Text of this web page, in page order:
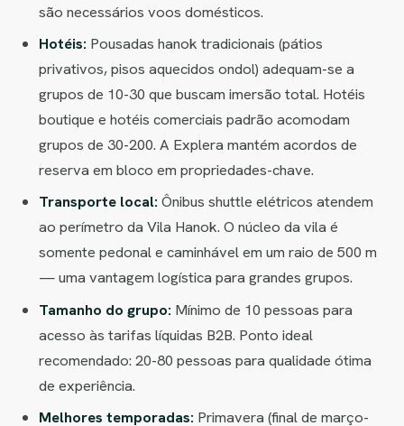
são necessários voos domésticos.
Hotéis: Pousadas hanok tradicionais (pátios
privativos, pisos aquecidos ondol) adequam-se a
grupos de 10-30 que buscam imersão total. Hotéis
boutique e hotéis comerciais padrão acomodam
grupos de 30-200. A Explera mantém acordos de
reserva em bloco em propriedades-chave.
Transporte local: Ônibus shuttle elétricos atendem
ao perímetro da Vila Hanok. O núcleo da vila é
somente pedonal e caminhável em um raio de 500 m
— uma vantagem logística para grandes grupos.
Tamanho do grupo: Mínimo de 10 pessoas para
acesso às tarifas líquidas B2B. Ponto ideal
recomendado: 20-80 pessoas para qualidade ótima
de experiência.
Melhores temporadas: Primavera (final de março-